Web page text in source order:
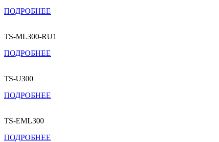
ПОДРОБНЕЕ
TS-ML300-RU1
ПОДРОБНЕЕ
TS-U300
ПОДРОБНЕЕ
TS-EML300
ПОДРОБНЕЕ